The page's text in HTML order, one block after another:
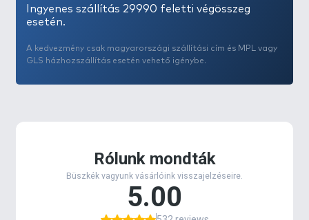
Ingyenes szállítás 29990 feletti végösszeg
esetén.
A kedvezmény csak magyarországi szállítási cím és MPL vagy
GLS házhozszállítás esetén vehető igénybe.